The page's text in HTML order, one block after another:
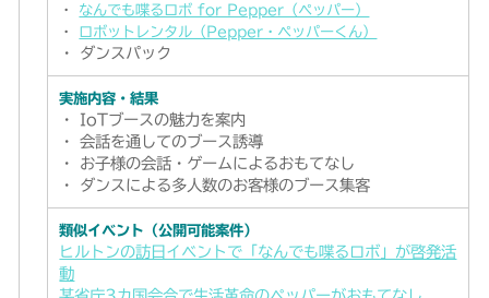
・ なんでも喋るロボ for Pepper（ペッパー）
・
ロボットレンタル（Pepper・ペッパーくん）
・ ダンスパック
実施内容・結果
・ IoTブースの魅力を案内
・ 会話を通してのブース誘導
・ お子様の会話・ゲームによるおもてなし
・ ダンスによる多人数のお客様のブース集客
類似イベント（公開可能案件）
ヒルトンの訪日イベントで「なんでも喋るロボ」が啓発活
動